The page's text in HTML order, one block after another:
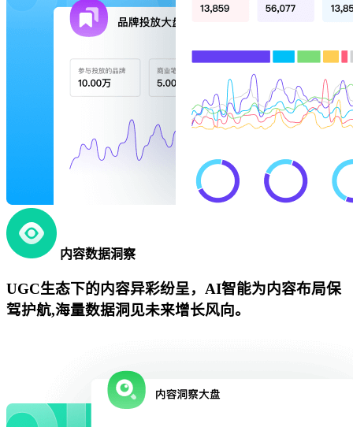
内容数据洞察
UGC生态下的内容异彩纷呈，AI智能为内容布局保
驾护航,海量数据洞见未来增长风向。